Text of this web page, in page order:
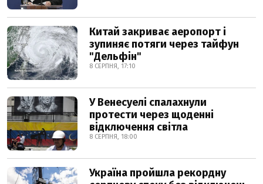
Китай закриває аеропорт і
зупиняє потяги через тайфун
"Дельфін"
8 СЕРПНЯ, 17:10
У Венесуелі спалахнули
протести через щоденні
відключення світла
8 СЕРПНЯ, 18:00
Україна пройшла рекордну